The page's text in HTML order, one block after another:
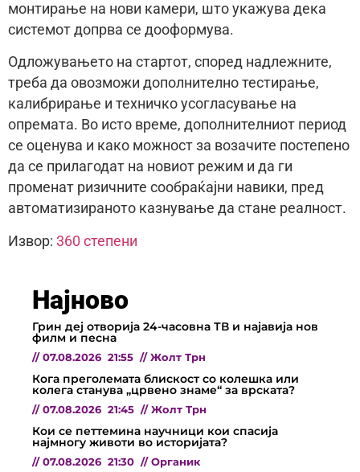
монтирање на нови камери, што укажува дека
системот допрва се дооформува.
Одложувањето на стартот, според надлежните,
треба да овозможи дополнително тестирање,
калибрирање и техничко усогласување на
опремата. Во исто време, дополнителниот период
се оценува и како можност за возачите постепено
да се прилагодат на новиот режим и да ги
променат ризичните сообраќајни навики, пред
автоматизираното казнување да стане реалност.
Извор: 360 степени
Најново
Грин деј отворија 24-часовна ТВ и најавија нов
филм и песна
// 07.08.2026 21:55 // Жолт Трн
Кога преголемата блискост со колешка или
колега станува „црвено знаме“ за врската?
// 07.08.2026 21:45 // Жолт Трн
Кои се петтемина научници кои спасија
најмногу животи во историјата?
// 07.08.2026 21:30 // Органик